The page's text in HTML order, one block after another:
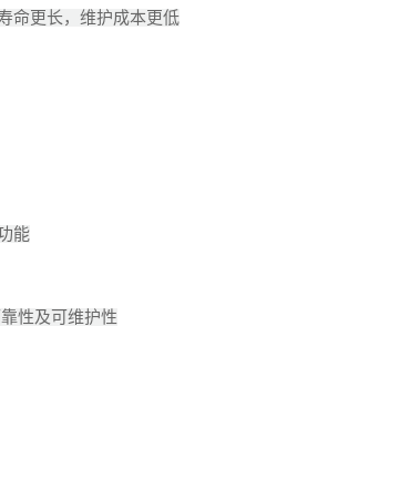
命更长，维护成本更低
能
性及可维护性